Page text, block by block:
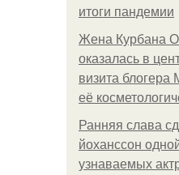
итоги пандемии
Жена Курбана
оказалась в
визита
её
Ранняя слава
йоханссон
узнаваемых